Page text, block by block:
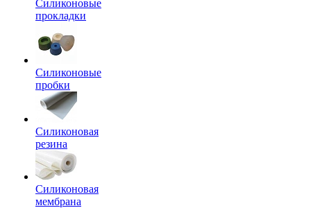
Силиконовые
прокладки
Силиконовые
пробки
Силиконовая
резина
Силиконовая
мембрана